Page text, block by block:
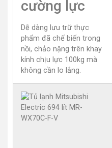
cường lực
Dễ dàng lưu trữ thực
phẩm đã chế biến trong
nồi, chảo nặng trên khay
kính chịu lực 100kg mà
không cần lo lắng.